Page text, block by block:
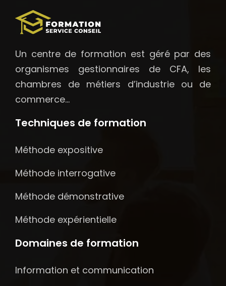
Un centre de formation est géré par des
organismes gestionnaires de CFA, les
chambres de métiers d’industrie ou de
commerce…
Techniques de formation
Méthode expositive
Méthode interrogative
Méthode démonstrative
Méthode expérientielle
Domaines de formation
Information et communication